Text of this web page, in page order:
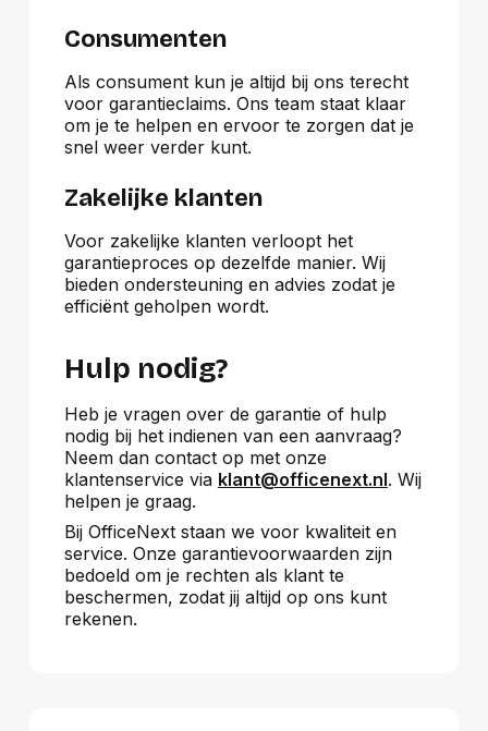
Consumenten
Als consument kun je altijd bij ons terecht
voor garantieclaims. Ons team staat klaar
om je te helpen en ervoor te zorgen dat je
snel weer verder kunt.
Zakelijke klanten
Voor zakelijke klanten verloopt het
garantieproces op dezelfde manier. Wij
bieden ondersteuning en advies zodat je
efficiënt geholpen wordt.
Hulp nodig?
Heb je vragen over de garantie of hulp
nodig bij het indienen van een aanvraag?
Neem dan contact op met onze
klantenservice via klant@officenext.nl. Wij
helpen je graag.
Bij OfficeNext staan we voor kwaliteit en
service. Onze garantievoorwaarden zijn
bedoeld om je rechten als klant te
beschermen, zodat jij altijd op ons kunt
rekenen.